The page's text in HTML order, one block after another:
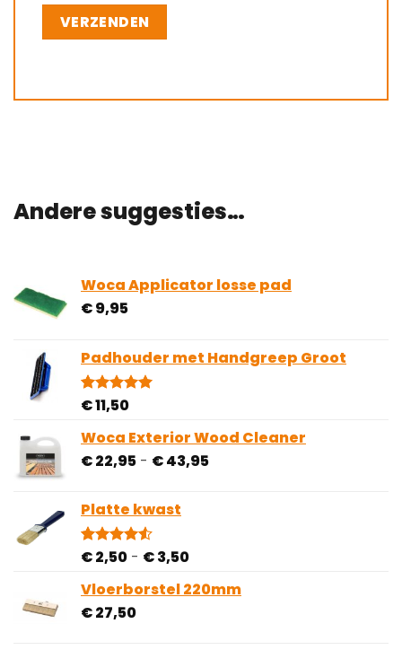
Andere suggesties…
Woca Applicator losse pad
€9,95
Padhouder met Handgreep Groot
Gewaardeerd
gebaseerd
op
1
klantbeoordeling
€11,50
Woca Exterior Wood Cleaner
€22,95 - €43,95Prijsklasse:
Platte kwast
Gewaardeerd
gebaseerd
op
2
klantbeoordelingen
€2,50 - €3,50Prijsklasse:
tot
Vloerborstel 220mm
€27,50